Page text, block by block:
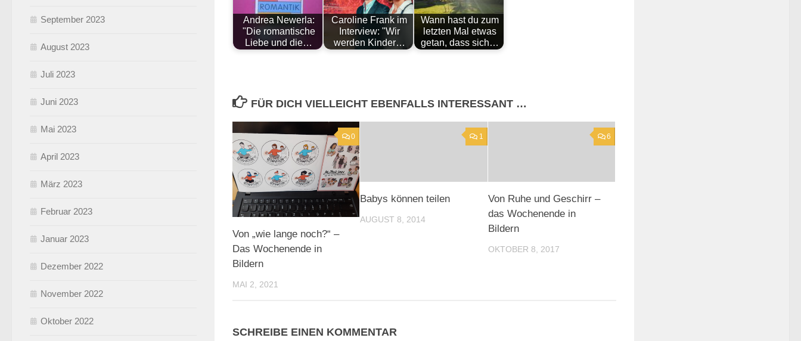
Andrea Newerla:
"Die romantische
Liebe und die…
Caroline Frank im
Interview: "Wir
werden Kinder…
Wann hast du zum
letzten Mal etwas
getan, dass sich…
FÜR DICH VIELLEICHT EBENFALLS INTERESSANT …
0
Von „wie lange noch?“ –
Das Wochenende in
Bildern
MAI 2, 2021
1
Babys können teilen
AUGUST 8, 2014
6
Von Ruhe und Geschirr –
das Wochenende in
Bildern
OKTOBER 8, 2017
SCHREIBE EINEN KOMMENTAR
September 2023
August 2023
Juli 2023
Juni 2023
Mai 2023
April 2023
März 2023
Februar 2023
Januar 2023
Dezember 2022
November 2022
Oktober 2022